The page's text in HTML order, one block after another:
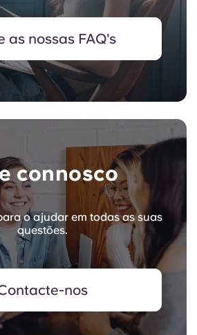
as nossas FAQ's
connosco
o ajudar em todas as suas
questões.
nos